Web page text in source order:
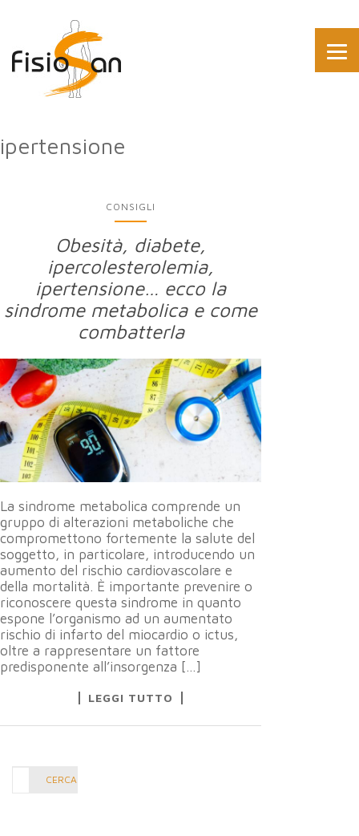
ipertensione
CONSIGLI
Obesità, diabete,
ipercolesterolemia,
ipertensione… ecco la
sindrome metabolica e come
combatterla
La sindrome metabolica comprende un
gruppo di alterazioni metaboliche che
compromettono fortemente la salute del
soggetto, in particolare, introducendo un
aumento del rischio cardiovascolare e
della mortalità. È importante prevenire o
riconoscere questa sindrome in quanto
espone l’organismo ad un aumentato
rischio di infarto del miocardio o ictus,
oltre a rappresentare un fattore
predisponente all’insorgenza […]
LEGGI TUTTO
CERCA